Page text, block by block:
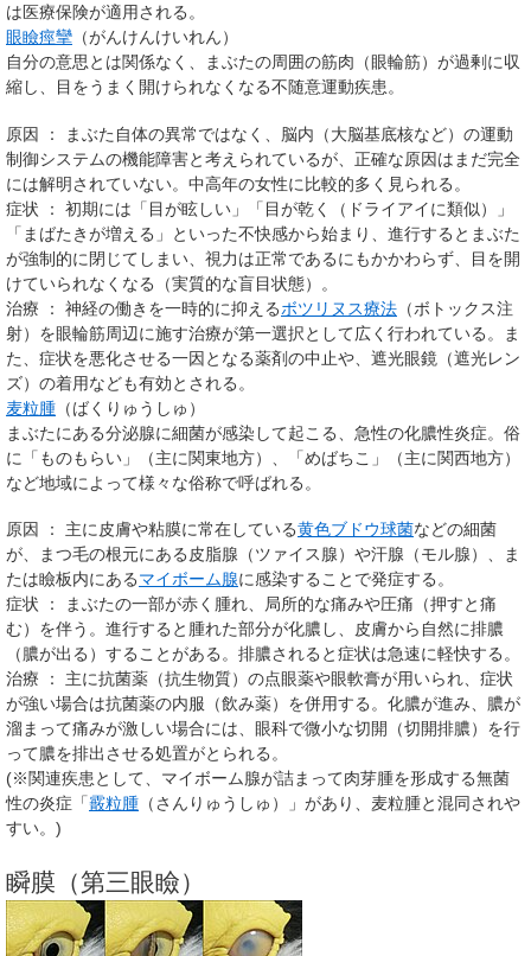
は医療保険が適用される。
眼瞼痙攣 （がんけんけいれん）
自分の意思とは関係なく、まぶたの周囲の筋肉（眼輪筋）が過剰に収
縮し、目をうまく開けられなくなる不随意運動疾患。
原因 ： まぶた自体の異常ではなく、脳内（大脳基底核など）の運動
制御システムの機能障害と考えられているが、正確な原因はまだ完全
には解明されていない。中高年の女性に比較的多く見られる。
症状 ： 初期には「目が眩しい」「目が乾く（ドライアイに類似）」
「まばたきが増える」といった不快感から始まり、進行するとまぶた
が強制的に閉じてしまい、視力は正常であるにもかかわらず、目を開
けていられなくなる（実質的な盲目状態）。
治療 ： 神経の働きを一時的に抑えるボツリヌス療法 （ボトックス注
射）を眼輪筋周辺に施す治療が第一選択として広く行われている。ま
た、症状を悪化させる一因となる薬剤の中止や、遮光眼鏡（遮光レン
ズ）の着用なども有効とされる。
麦粒腫 （ばくりゅうしゅ）
まぶたにある分泌腺に細菌が感染して起こる、急性の化膿性炎症。俗
に「ものもらい」（主に関東地方）、「めばちこ」（主に関西地方）
など地域によって様々な俗称で呼ばれる。
原因 ： 主に皮膚や粘膜に常在している黄色ブドウ球菌などの細菌
が、まつ毛の根元にある皮脂腺（ツァイス腺）や汗腺（モル腺）、ま
たは瞼板内にあるマイボーム腺に感染することで発症する。
症状 ： まぶたの一部が赤く腫れ、局所的な痛みや圧痛（押すと痛
む）を伴う。進行すると腫れた部分が化膿し、皮膚から自然に排膿
（膿が出る）することがある。排膿されると症状は急速に軽快する。
治療 ： 主に抗菌薬（抗生物質）の点眼薬や眼軟膏が用いられ、症状
が強い場合は抗菌薬の内服（飲み薬）を併用する。化膿が進み、膿が
溜まって痛みが激しい場合には、眼科で微小な切開（切開排膿）を行
って膿を排出させる処置がとられる。
(※関連疾患として、マイボーム腺が詰まって肉芽腫を形成する無菌
性の炎症「霰粒腫 （さんりゅうしゅ）」があり、麦粒腫と混同されや
すい。)
瞬膜（第三眼瞼）